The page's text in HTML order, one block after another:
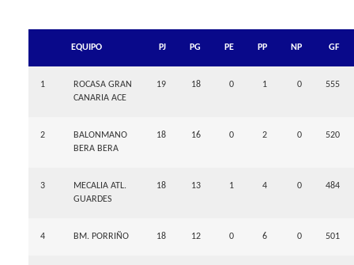
EQUIPO PJ PG PE PP NP GF
1
ROCASA GRAN
CANARIA ACE
19 18 0 1 0 555
2
BALONMANO
BERA BERA
18 16 0 2 0 520
3
MECALIA ATL.
GUARDES
18 13 1 4 0 484
4 BM. PORRIÑO 18 12 0 6 0 501